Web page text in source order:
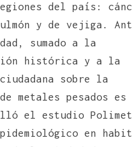
del país:
y de vejiga.
sumado a la
histórica y a la
sobre la
metales pesados es
el estudio
en